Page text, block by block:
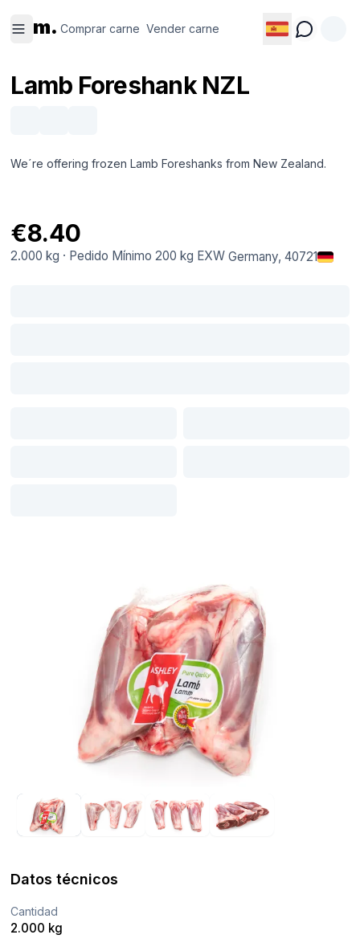
m. Comprar carne Vender carne
carne
carne
Lamb Foreshank NZL
We´re offering frozen Lamb Foreshanks from New Zealand.
€8.40
2.000 kg · Pedido Mínimo 200 kg EXW Germany, 40721
Datos técnicos
Cantidad
2.000 kg